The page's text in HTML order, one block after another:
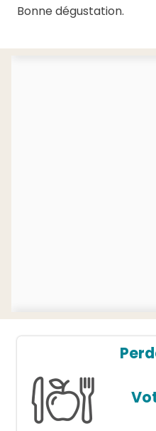
Bonne dégustation.